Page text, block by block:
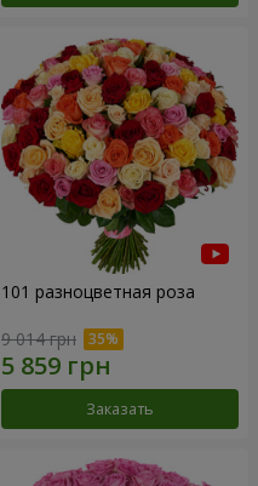
101 разноцветная роза
9 014 грн
Заказать